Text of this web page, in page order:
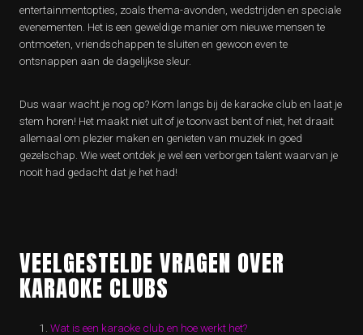
entertainmentopties, zoals thema-avonden, wedstrijden en speciale
evenementen. Het is een geweldige manier om nieuwe mensen te
ontmoeten, vriendschappen te sluiten en gewoon even te
ontsnappen aan de dagelijkse sleur.
Dus waar wacht je nog op? Kom langs bij de karaoke club en laat je
stem horen! Het maakt niet uit of je toonvast bent of niet, het draait
allemaal om plezier maken en genieten van muziek in goed
gezelschap. Wie weet ontdek je wel een verborgen talent waarvan je
nooit had gedacht dat je het had!
VEELGESTELDE VRAGEN OVER
KARAOKE CLUBS
Wat is een karaoke club en hoe werkt het?